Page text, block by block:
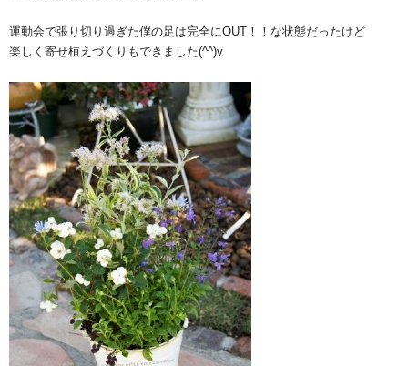
運動会で張り切り過ぎた僕の足は完全にOUT！！な状態だったけど
楽しく寄せ植えづくりもできました(^^)v